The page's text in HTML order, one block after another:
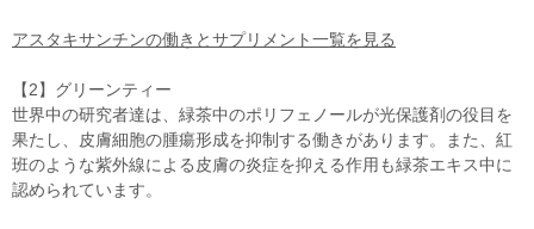
アスタキサンチンの働きとサプリメント一覧を見る
【2】グリーンティー
世界中の研究者達は、緑茶中のポリフェノールが光保護剤の役目を
果たし、皮膚細胞の腫瘍形成を抑制する働きがあります。また、紅
班のような紫外線による皮膚の炎症を抑える作用も緑茶エキス中に
認められています。